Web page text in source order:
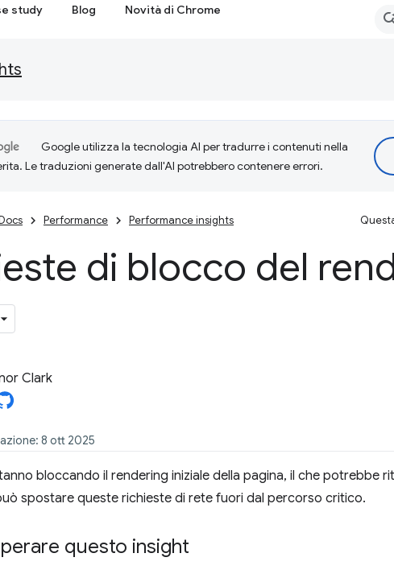
study Blog Novità di Chrome
Google utilizza la tecnologia AI per tradurre i contenuti nella
Le traduzioni generate dall'AI potrebbero contenere errori.
Performance Performance insights
di blocco del
Clark
8 ott 2025
bloccando il rendering iniziale della pagina, il che potrebbe
spostare queste richieste di rete fuori dal percorso critico.
questo insight